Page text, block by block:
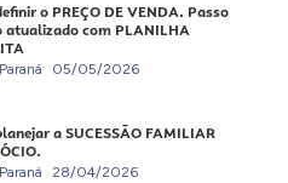
o PREÇO DE VENDA. Passo
atualizado com PLANILHA
05/05/2026
a SUCESSÃO FAMILIAR
28/04/2026